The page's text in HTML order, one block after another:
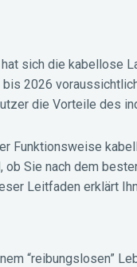
sich die kabellose
2026
die Vorteile des
Funktionsweise
Sie nach dem
Leitfaden erklärt
“reibungslosen”